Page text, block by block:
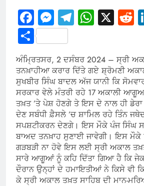
Facebook
Messenger
Telegram
X
Share
ਅੰਮ੍ਰਿਤਸਰ, 2 ਦਸੰਬਰ 2024 – ਸ੍ਰੀ
ਤਨਖ਼ਾਹੀਆ ਕਰਾਰ ਦਿੱਤੇ ਗਏ ਸ਼੍ਰੋਮਣੀ
ਸੁਖਬੀਰ ਸਿੰਘ ਬਾਦਲ ਅੱਜ ਯਾਨੀ ਕਿ
ਸਰਕਾਰ ਵੇਲੇ ਮੰਤਰੀ ਰਹੇ 17 ਅਕਾਲੀ
ਤਖ਼ਤ ’ਤੇ ਪੇਸ਼ ਹੋਣਗੇ ਤੇ ਇਸ ਦੇ ਨਾਲ ਹੀ ਡੇਰਾ
ਦੇਣ ਸਬੰਧੀ ਫ਼ੈਸਲੇ ’ਚ ਸ਼ਾਮਿਲ ਰਹੇ ਤਿੰਨ
ਸਪਸ਼ਟੀਕਰਨ ਦੇਣਗੇ। ਇਸ ਮੌਕੇ ਪੰਜ ਸਿੰਘ
ਬਾਅਦ ਤਨਖ਼ਾਹ ਸੁਣਾਈ ਜਾਵੇਗੀ। ਇਸ ਮੌਕੇ
ਗੜਬੜੀ ਨਾ ਹੋਵੇ ਇਸ ਲਈ ਸ੍ਰੀ ਅਕਾਲ
ਸਾਰੇ ਆਗੂਆਂ ਨੂੰ ਕਹਿ ਦਿੱਤਾ ਗਿਆ ਹੈ ਕਿ
ਦੌਰਾਨ ਉਨ੍ਹਾਂ ਦੇ ਹਮਾਇਤੀਆਂ ਨੇ ਕਿਸੇ ਵੀ
ਕੇ ਸ੍ਰੀ ਅਕਾਲ ਤਖ਼ਤ ਸਾਹਿਬ ਦੀ ਮਾਨ-